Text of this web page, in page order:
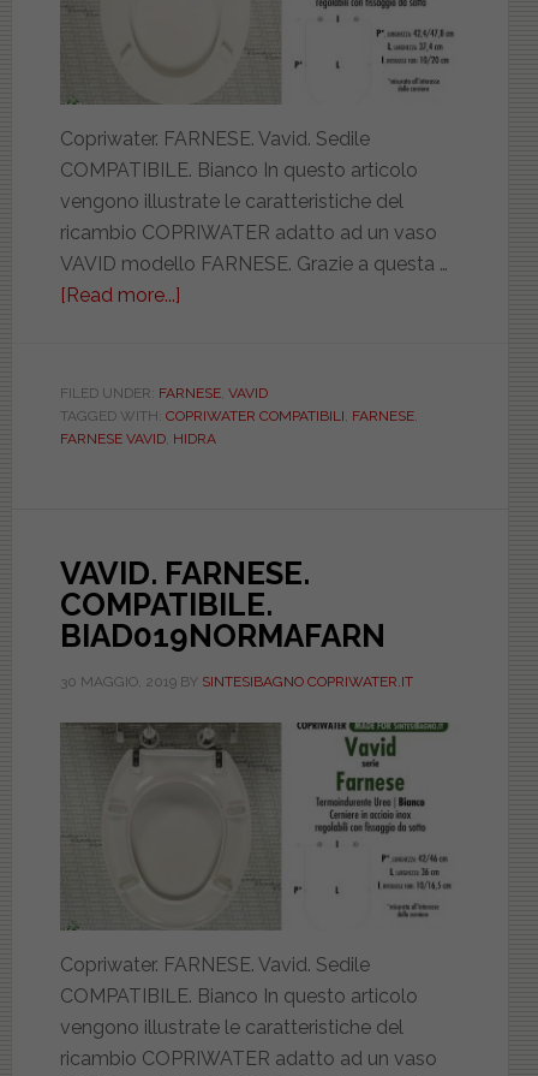
Copriwater. FARNESE. Vavid. Sedile
COMPATIBILE. Bianco In questo articolo
vengono illustrate le caratteristiche del
ricambio COPRIWATER adatto ad un vaso
VAVID modello FARNESE. Grazie a questa …
[Read more...]
COMPATIBILE.
PASS490M9401FARN
FILED UNDER: FARNESE, VAVID
TAGGED WITH: COPRIWATER COMPATIBILI, FARNESE,
FARNESE VAVID, HIDRA
VAVID. FARNESE.
COMPATIBILE.
BIAD019NORMAFARN
30 MAGGIO, 2019BY SINTESIBAGNO COPRIWATER.IT
Copriwater. FARNESE. Vavid. Sedile
COMPATIBILE. Bianco In questo articolo
vengono illustrate le caratteristiche del
ricambio COPRIWATER adatto ad un vaso